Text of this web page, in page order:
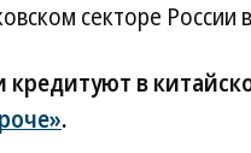
секторе России
кредитуют в
.